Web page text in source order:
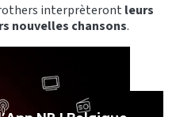
interprèteront leurs
nouvelles chansons.